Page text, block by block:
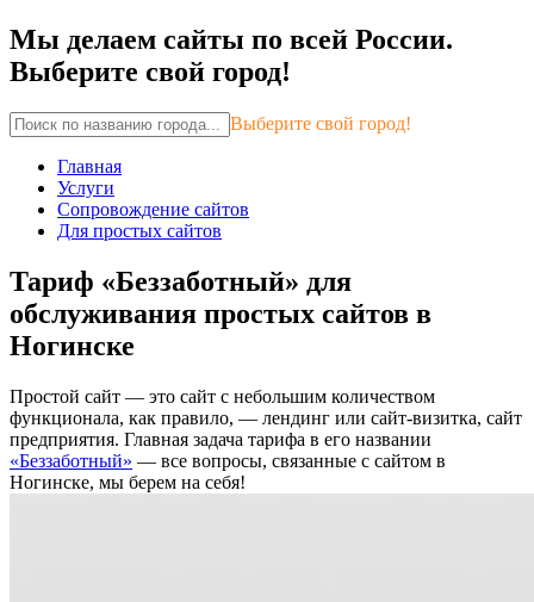
Мы делаем сайты по всей России.
Выберите свой город!
Выберите свой город!
Главная
Услуги
Сопровождение сайтов
Для простых сайтов
Тариф «Беззаботный» для
обслуживания простых сайтов в
Ногинске
Простой сайт — это сайт с небольшим количеством
функционала, как правило, — лендинг или сайт-визитка, сайт
предприятия. Главная задача тарифа в его названии
«Беззаботный» — все вопросы, связанные с сайтом в
Ногинске, мы берем на себя!